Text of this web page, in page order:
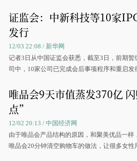
证监会：中新科技等10家
发行
12/03 22:08 / 新华网
记者3日从中国证监会获悉，截至3日，前期
司中，10家公司已完成会后事项程序和重启发
唯品会9天市值蒸发370亿
点”
12/02 20:13 / 中国经济网
由于唯品会产品结构的原因，和聚美优品一样
唯品会20分钟清空购物车的做法，让很多女性